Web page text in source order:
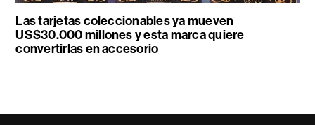
Las tarjetas coleccionables ya mueven
US$30.000 millones y esta marca quiere
convertirlas en accesorio